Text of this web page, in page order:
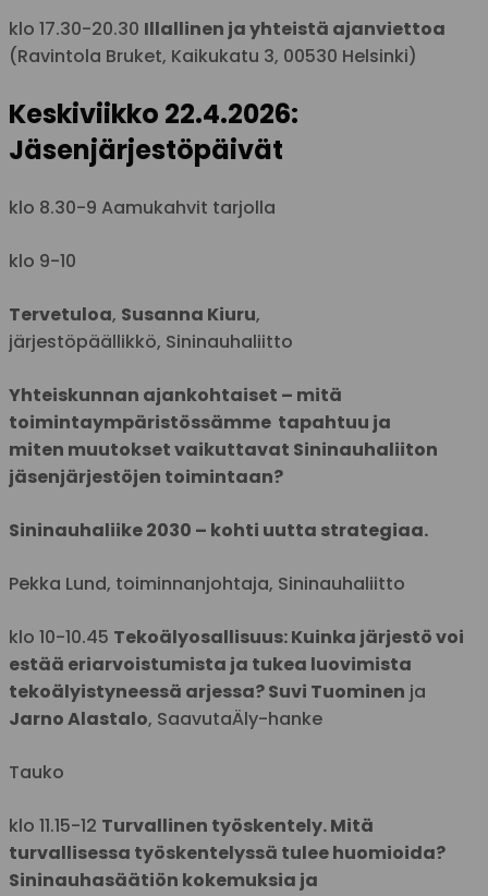
klo 17.30-20.30 Illallinen ja yhteistä ajanviettoa
(Ravintola Bruket, Kaikukatu 3, 00530 Helsinki)
Keskiviikko 22.4.2026:
Jäsenjärjestöpäivät
klo 8.30-9 Aamukahvit tarjolla
klo 9-10
Tervetuloa, Susanna Kiuru,
järjestöpäällikkö, Sininauhaliitto
Yhteiskunnan ajankohtaiset – mitä
toimintaympäristössämme tapahtuu ja
miten muutokset vaikuttavat Sininauhaliiton
jäsenjärjestöjen toimintaan?
Sininauhaliike 2030 – kohti uutta strategiaa.
Pekka Lund, toiminnanjohtaja, Sininauhaliitto
klo 10-10.45 Tekoälyosallisuus: Kuinka järjestö voi
estää eriarvoistumista ja tukea luovimista
tekoälyistyneessä arjessa? Suvi Tuominen ja
Jarno Alastalo, SaavutaÄly-hanke
Tauko
klo 11.15-12 Turvallinen työskentely. Mitä
turvallisessa työskentelyssä tulee huomioida?
Sininauhasäätiön kokemuksia ja